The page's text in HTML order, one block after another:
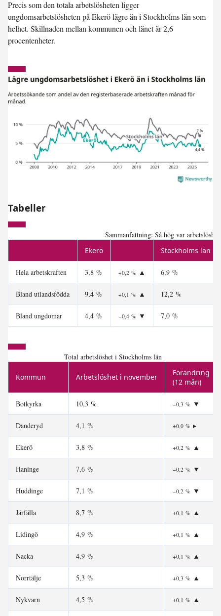
Precis som den totala arbetslösheten ligger
ungdomsarbetslösheten på Ekerölägreän i Stockholms län som
helhet. Skillnaden mellan kommunen och länet är 2,6
procentenheter.
Tabeller
Sammanfattning: Så hög var
Ekerö
Stockholms län
Hela arbetskraften 3,8 % +0,2 % ▲ 6,9 %
Bland utlandsfödda 9,4 % +0,1 % ▲ 12,2 %
Bland ungdomar 4,4 % −0,4 % ▼ 7,0 %
Total arbetslöshet i Stockholms län
Kommun Arbetslöshet i november
Förändring
(12 mån)
Botkyrka 10,3 % −0,3 % ▼
Danderyd 4,1 % ±0,0 % ▸
Ekerö 3,8 % +0,2 % ▲
Haninge 7,6 % −0,2 % ▼
Huddinge 7,1 % −0,2 % ▼
Järfälla 8,7 % +0,1 % ▲
Lidingö 4,9 % +0,1 % ▲
Nacka 4,9 % +0,1 % ▲
Norrtälje 5,3 % +0,3 % ▲
Nykvarn 4,5 % +0,1 % ▲